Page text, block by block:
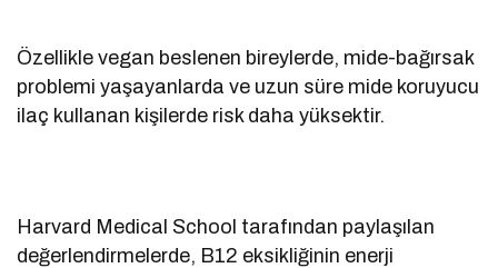
Özellikle vegan beslenen bireylerde, mide-bağırsak
problemi yaşayanlarda ve uzun süre mide koruyucu
ilaç kullanan kişilerde risk daha yüksektir.
Harvard Medical School tarafından paylaşılan
değerlendirmelerde, B12 eksikliğinin enerji